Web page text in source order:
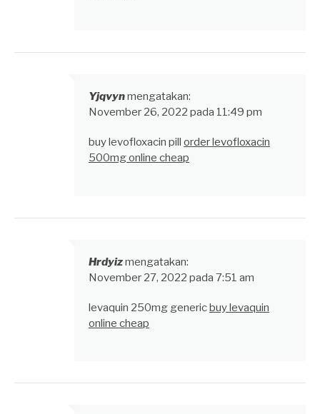
Yjqvynmengatakan:
November 26, 2022 pada 11:49 pm
buy levofloxacin pill order levofloxacin
500mg online cheap
Hrdyizmengatakan:
November 27, 2022 pada 7:51 am
levaquin 250mg genericbuy levaquin
online cheap